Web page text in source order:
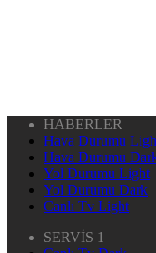
HABERLER
Hava Durumu
Hava Durumu
Yol Durumu Light
Yol Durumu Dark
Canlı Tv Light
SERVİS 1